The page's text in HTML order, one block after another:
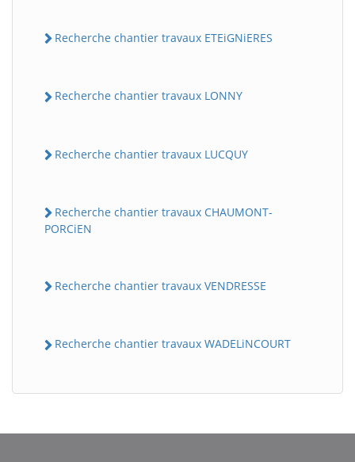
Recherche chantier travaux ETEiGNiERES
Recherche chantier travaux LONNY
Recherche chantier travaux LUCQUY
Recherche chantier travaux CHAUMONT-
PORCiEN
Recherche chantier travaux VENDRESSE
Recherche chantier travaux WADELiNCOURT
BatiWebPro